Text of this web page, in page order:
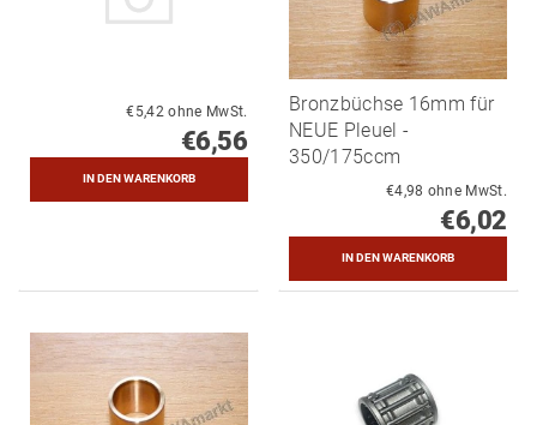
€5,42 ohne MwSt.
€6,56
Bronzbüchse 16mm für
NEUE Pleuel -
350/175ccm
€4,98 ohne MwSt.
€6,02